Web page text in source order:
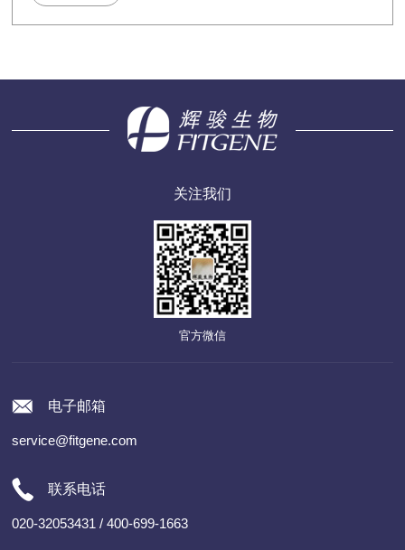
关注我们
官方微信
电子邮箱
service@fitgene.com
联系电话
020-32053431 / 400-699-1663